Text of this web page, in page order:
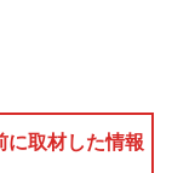
取材した情報